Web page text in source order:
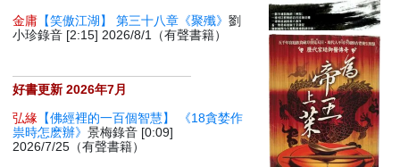
金庸 【笑傲江湖】 第三十八章《聚殲》劉
小珍錄音 [2:15] 2026/8/1（有聲書籍）
好書更新 2026年7月
弘緣 【佛經裡的一百個智慧】 《18貪婪作
祟時怎麽辦》景梅錄音 [0:09]
2026/7/25（有聲書籍）